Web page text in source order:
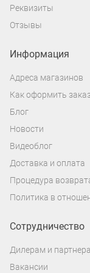
Реквизиты
Отзывы
Информация
Адреса магазинов
Как оформить
Блог
Новости
Видеоблог
Доставка и оплата
Процедура
Политика в
Сотрудничество
Дилерам и
Вакансии